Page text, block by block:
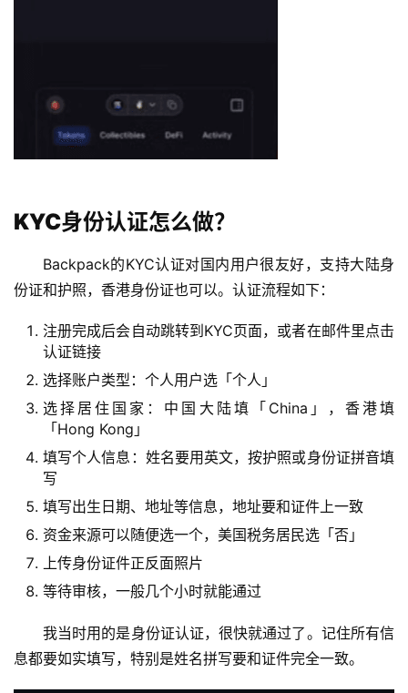
圈
新
闻
情
KYC身份认证怎么做？
Backpack的KYC认证对国内用户很友好，支持大陆身
份证和护照，香港身份证也可以。认证流程如下：
注册完成后会自动跳转到KYC页面，或者在邮件里点击
认证链接
选择账户类型：个人用户选「个人」
选择居住国家：中国大陆填「China」，香港填
「Hong Kong」
填写个人信息：姓名要用英文，按护照或身份证拼音填
写
填写出生日期、地址等信息，地址要和证件上一致
资金来源可以随便选一个，美国税务居民选「否」
上传身份证件正反面照片
等待审核，一般几个小时就能通过
我当时用的是身份证认证，很快就通过了。记住所有信
息都要如实填写，特别是姓名拼写要和证件完全一致。